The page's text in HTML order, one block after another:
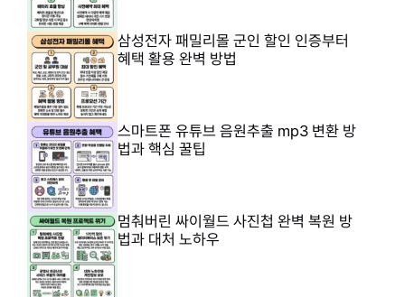
삼성전자 패밀리몰 군인 할인 인증부터
혜택 활용 완벽 방법
스마트폰 유튜브 음원추출 mp3 변환 방
법과 핵심 꿀팁
멈춰버린 싸이월드 사진첩 완벽 복원 방
법과 대처 노하우